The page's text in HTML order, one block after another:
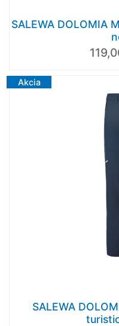
SALEWA DOLOMIA
Akcia
SALEWA